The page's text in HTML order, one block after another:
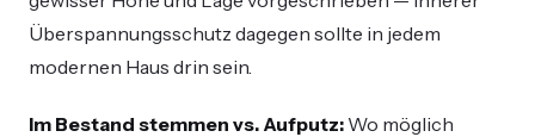
Überspannungsschutz dagegen sollte in jedem
modernen Haus drin sein.
Im Bestand stemmen vs. Aufputz: Wo möglich